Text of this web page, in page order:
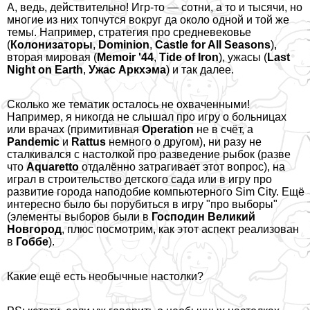
А, ведь, действительно! Игр-то — сотни, а то и тысячи, но
многие из них топчутся вокруг да около одной и той же
темы. Например, стратегия про средневековье
(Колонизаторы, Dominion,Castle for All Seasons),
вторая мировая (Memoir '44, Tide of Iron), ужасы (Last
Night on Earth, Ужас Аркхэма) и так далее.
Сколько же тематик осталось не охваченными!
Например, я никогда не слышал про игру о больницах
или врачах (примитивная Operation не в счёт, а
Pandemicи Rattus немного о другом), ни разу не
сталкивался с настолкой про разведение рыбок (разве
что Aquaretto отдалённо затрагивает этот вопрос), на
играл в строительство детского сада или в игру про
развитие города наподобие компьютерного Sim City. Ещё
интересно было бы порубиться в игру "про выборы"
(элементы выборов были в Господин Великий
Новгород, плюс посмотрим, как этот аспект реализован
в Гоббе).
Какие ещё есть необычные настолки?